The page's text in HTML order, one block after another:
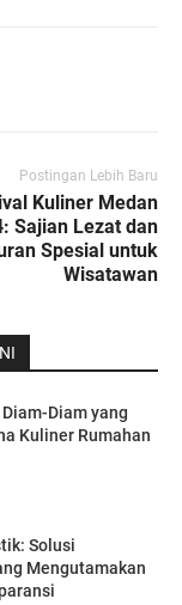
Postingan Lebih Baru
Kuliner Medan
Sajian Lezat dan
Spesial untuk
Wisatawan
Diam yang
Kuliner Rumahan
Solusi
Mengutamakan